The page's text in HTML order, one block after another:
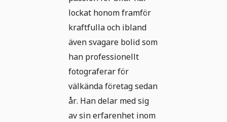
lockat honom framför
kraftfulla och ibland
även svagare bolid som
han professionellt
fotograferar för
välkända företag sedan
år. Han delar med sig
av sin erfarenhet inom